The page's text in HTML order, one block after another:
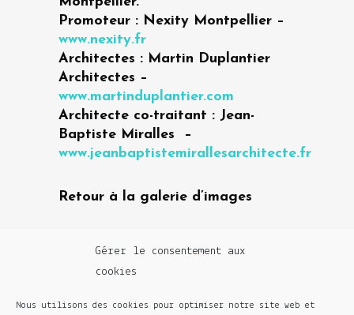
Gérer le consentement aux
cookies
Nous utilisons des cookies pour optimiser notre site web et
Promoteur : Nexity Montpellier –
www.nexity.fr
Architectes : Martin Duplantier
Architectes –
www.martinduplantier.com
Architecte co-traitant : Jean-
Baptiste Miralles –
www.jeanbaptistemirallesarchitecte.fr
Retour à la galerie d’images
CATÉGORIE
Promotion Immobilière